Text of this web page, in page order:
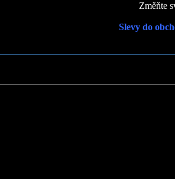
Změňte
Slevy do